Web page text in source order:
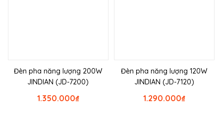
Đèn pha năng lượng 200W
JINDIAN (JD-7200)
₫
1.350.000
Đèn pha năng lượng 120W
JINDIAN (JD-7120)
₫
1.290.000